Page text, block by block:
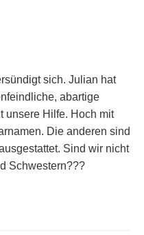
sich. Julian hat
abartige
unsere Hilfe. Hoch mit
Die anderen sind
Sind wir nicht
Schwestern???